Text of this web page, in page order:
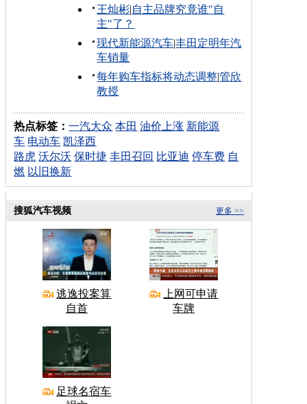
王灿彬|自主品牌究竟谁"自
主"了？
现代新能源汽车|丰田定明年汽
车销量
每年购车指标将动态调整|管欣
教授
热点标签：一汽大众 本田 油价上涨 新能源
车 电动车 凯泽西
路虎 沃尔沃 保时捷 丰田召回 比亚迪 停车费 自
燃 以旧换新
更多 >>
搜狐汽车视频
逃逸投案算
自首
上网可申请
车牌
足球名宿车